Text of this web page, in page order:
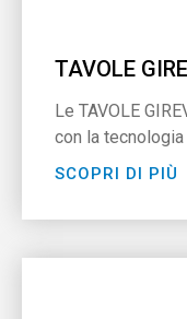
TAVOLE
Le TAVOLE
con la
SCOPRI DI PIÙ